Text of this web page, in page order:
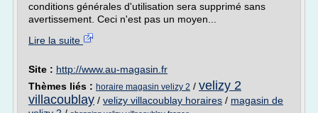
conditions générales d'utilisation sera supprimé sans
avertissement. Ceci n'est pas un moyen...
Lire la suite
Site : http://www.au-magasin.fr
Thèmes liés : horaire magasin velizy 2 / velizy 2
villacoublay / velizy villacoublay horaires / magasin de